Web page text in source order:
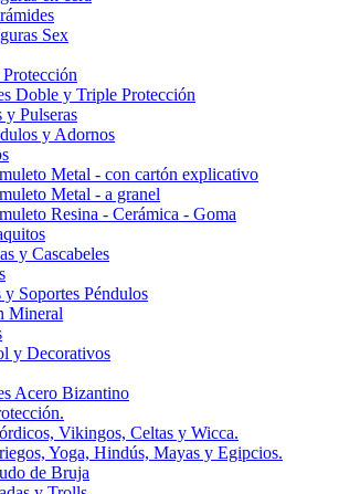
Sex
Doble y Triple Protección
y Pulseras
y Adornos
Metal - con cartón explicativo
Metal - a granel
Resina - Cerámica - Goma
y Cascabeles
y Soportes Péndulos
Mineral
y Decorativos
Acero Bizantino
Vikingos, Celtas y Wicca.
Yoga, Hindús, Mayas y Egipcios.
de Bruja